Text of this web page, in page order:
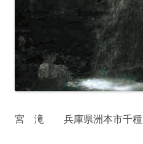
宮 滝 兵庫県洲本市千種